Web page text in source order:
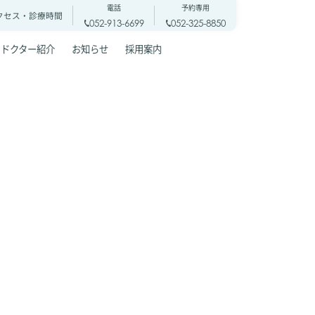
セス・診療時間
電話
052-913-6699
予約専用
052-325-8850
ドクター紹介 お知らせ 採用案内